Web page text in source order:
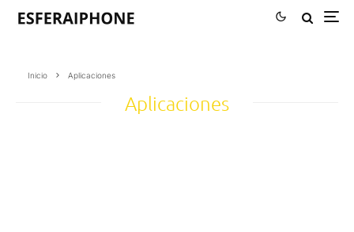
Inicio Aplicaciones
Aplicaciones